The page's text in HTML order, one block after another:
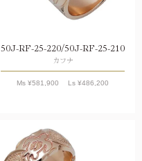
50J-RF-25-220/50J-RF-25-210
カフナ
Ms ¥581,900 Ls ¥486,200